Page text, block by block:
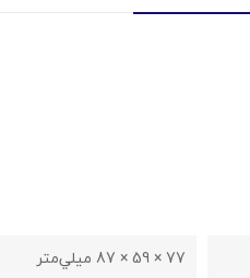
77 × 59 × 87 ميلي‌متر